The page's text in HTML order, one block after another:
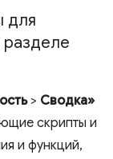
для
разделе
> Сводка»
скрипты и
и функций,